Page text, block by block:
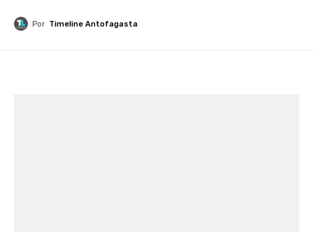
Por Timeline Antofagasta